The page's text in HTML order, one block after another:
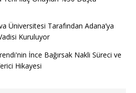
Üniversitesi Tarafından Adana’ya
Kuruluyor
İnce Bağırsak Nakli Süreci ve
Hikayesi